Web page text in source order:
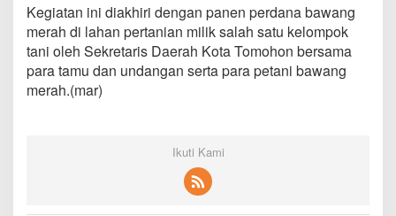
h
Kegiatan ini diakhiri dengan panen perdana bawang
merah di lahan pertanian milik salah satu kelompok
tani oleh Sekretaris Daerah Kota Tomohon bersama
para tamu dan undangan serta para petani bawang
merah.(mar)
Ikuti Kami